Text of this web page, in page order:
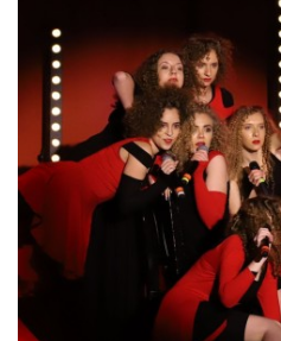
KULTŪROS
KPD PROJEKTAS
KPD PROJEKTAS
KPD PROJEKTAS
KPD PROJEKTAS
KPD PROJEKTAS